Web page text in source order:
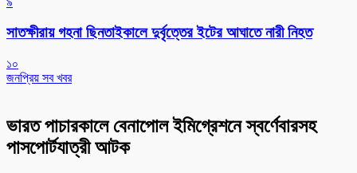
সাতক্ষীরায় গহনা ছিনতাইকালে দুর্বৃত্তের ইটের আঘাতে নারী নিহত
১০
জনপ্রিয় সব খবর
ভারত পাচারকালে বেনাপোল ইমিগ্রেশনে স্বর্ণেবারসহ
পাসপোর্টযাত্রী আটক